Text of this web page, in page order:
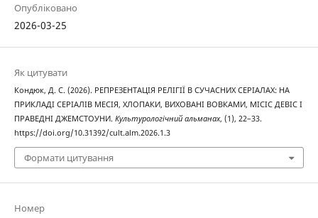
Опубліковано
2026-03-25
Як цитувати
Кондюк, Д. С. (2026). РЕПРЕЗЕНТАЦІЯ РЕЛІГІЇ В СУЧАСНИХ СЕРІАЛАХ: НА
ПРИКЛАДІ СЕРІАЛІВ МЕСІЯ, ХЛОПАКИ, ВИХОВАНІ ВОВКАМИ, МІСІС ДЕВІС І
ПРАВЕДНІ ДЖЕМСТОУНИ. Культурологічний альманах, (1), 22–33.
https://doi.org/10.31392/cult.alm.2026.1.3
Формати цитування
Номер